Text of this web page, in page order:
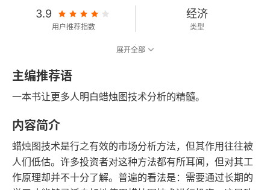
3.9
用户推荐指数
经济
类型
166千字 2019-03-01
发行日期
展开全部
主编推荐语
一本书让更多人明白蜡烛图技术分析的精髓。
内容简介
蜡烛图技术是行之有效的市场分析方法，但其作用往往被
人们低估。许多投资者对这种方法都有所耳闻，但对其工
作原理却并不十分了解。普遍的看法是：需要通过长期的